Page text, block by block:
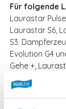
Für folgende
Laurastar
Laurastar S6,
S3.
Evolution G4
Gehe +,
Evolution II,